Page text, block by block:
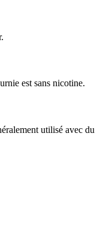
est sans nicotine.
utilisé avec du